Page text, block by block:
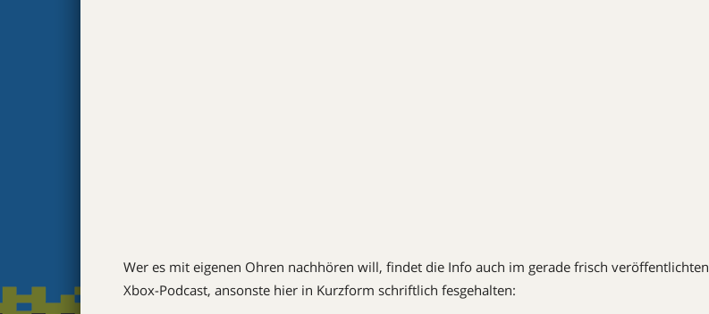
Wer es mit eigenen Ohren nachhören will, findet die Info auch im gerade frisch veröffentlichten
Xbox-Podcast, ansonste hier in Kurzform schriftlich fesgehalten: